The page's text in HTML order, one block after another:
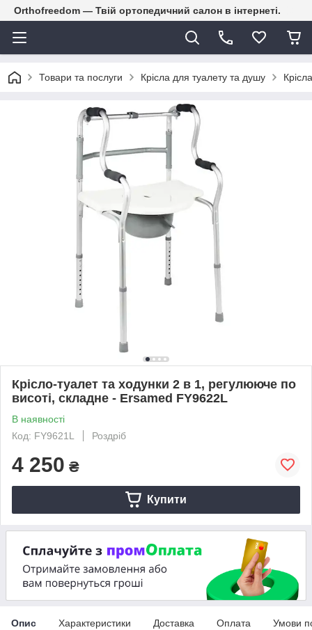
Orthofreedom — Твій ортопедичний салон в інтернеті.
Товари та послуги Крісла для туалету та душу
Крісло-туалет та ходунки 2 в 1, регулююче по
висоті, складне - Ersamed FY9622L
В наявності
Код: FY9621L
Роздріб
4 250 ₴
Купити
Опис Характеристики Доставка Оплата Умови